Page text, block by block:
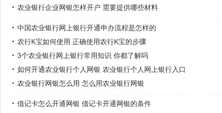
农业银行企业网银怎样开户 需要提供哪些材料
中国农业银行网上银行开通申办流程是怎样的
农行K宝如何使用 正确使用农行K宝的步骤
3个农业银行网上银行常用知识 你都了解吗
如何开通农业银行个人网银 农业银行个人网上银行入口
农业银行网银怎么用 怎么用农业银行网银
借记卡怎么开通网银 借记卡开通网银的条件